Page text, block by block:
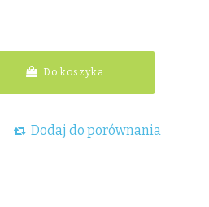
Do koszyka
Dodaj do porównania